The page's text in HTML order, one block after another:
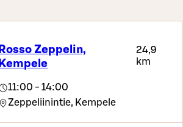
Rosso Zeppelin,
Kempele
24,9
km
11:00 - 14:00
Zeppeliinintie, Kempele